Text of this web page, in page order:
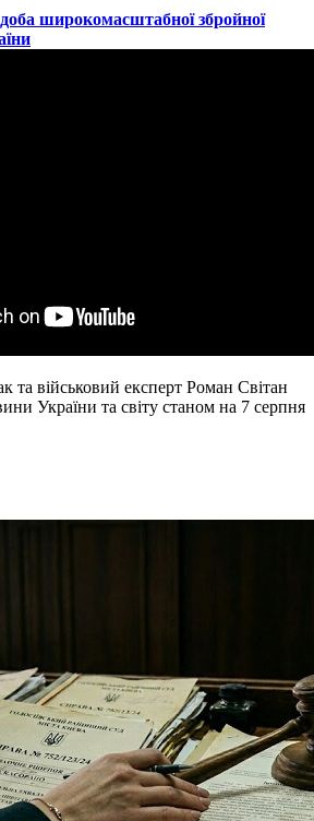
широкомасштабної збройної
та військовий експерт Роман Світан
України та світу станом на 7 серпня